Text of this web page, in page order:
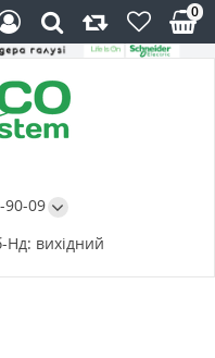
90-09
Нд: вихідний
0